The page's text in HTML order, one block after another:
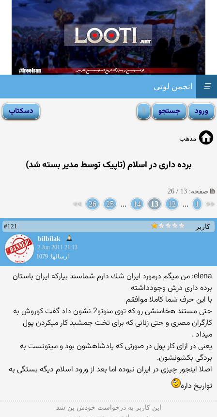
انجمن لوتی ☰
مذهب
برده داری در اسلام (تاپیک توسط مدیر بسته شد)
صفحه: 13 / 26
<<
1
...
12
13
14
...
25
26
>>
کاربر
#121
bilbilak
2 Jun 2011 21:13
ارسالها: 1079
elena: من میگم درمورد ایران شك دارم شماسند بیاركه ایران باستان
برده داری درش وجودداشته
با این حرف شما کاملا موافقم
حتی مستند هخامنشی رو که توی منوتو2 نشون داد گفت کوروش به
کارگران مصری و حتی زنانی که برای تخت جمشید کار میکردن پول
میداد .
یعنی در ازای کار پول در صورتی که پادشاهشون بود و میتونست به
بردگی بکشونشون.
اصلا اینجور چیزی در ایران نبوده اما بعد از ورود اسلام دیگه بستگی به
تواریخ داره
این كاربر به درخواست خودش بن شد